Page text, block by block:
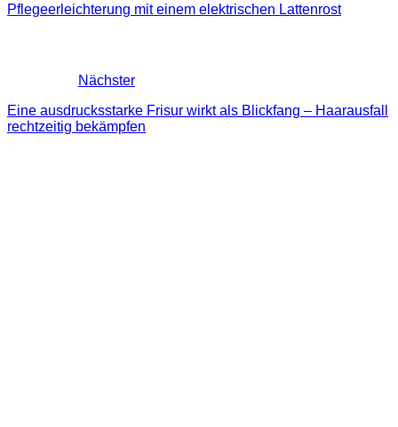
Pflegeerleichterung mit einem elektrischen Lattenrost
Nächster
Eine ausdrucksstarke Frisur wirkt als Blickfang – Haarausfall
rechtzeitig bekämpfen